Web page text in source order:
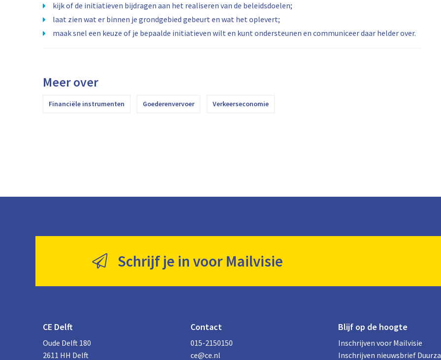
kijk of de initiatieven bijdragen aan het realiseren van de beleidsdoelen;
laat zien wat er binnen je grondgebied gebeurt en wat het oplevert;
maak snel een keuze of je bepaalde initiatieven wilt en kunt ondersteunen en communiceer daar helder over.
Meer over
Financiële instrumenten Goederenvervoer Verkeerseconomie
Schrijf je in voor Mailvisie
CE Delft
Oude Delft 180
2611 HH Delft
Contact
015-2150150
ce@ce.nl
Blijf op de hoogte
Inschrijven voor Mailvisie
Inschrijven nieuwsbrief